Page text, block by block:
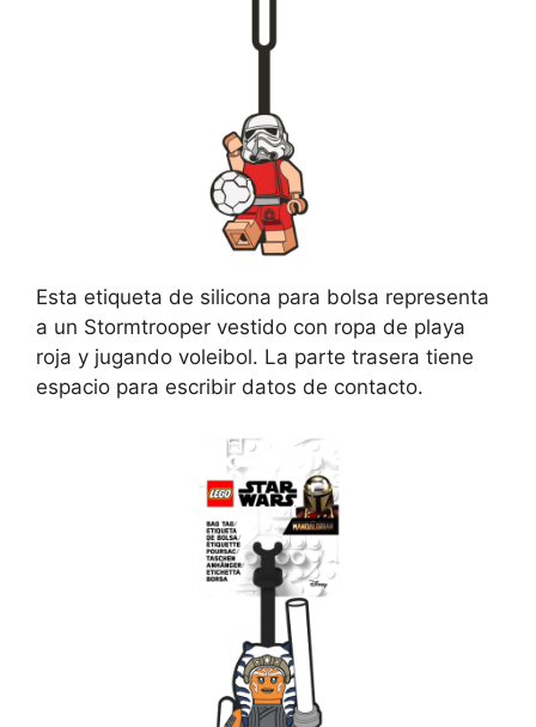
Esta etiqueta de silicona para bolsa representa
a un Stormtrooper vestido con ropa de playa
roja y jugando voleibol. La parte trasera tiene
espacio para escribir datos de contacto.